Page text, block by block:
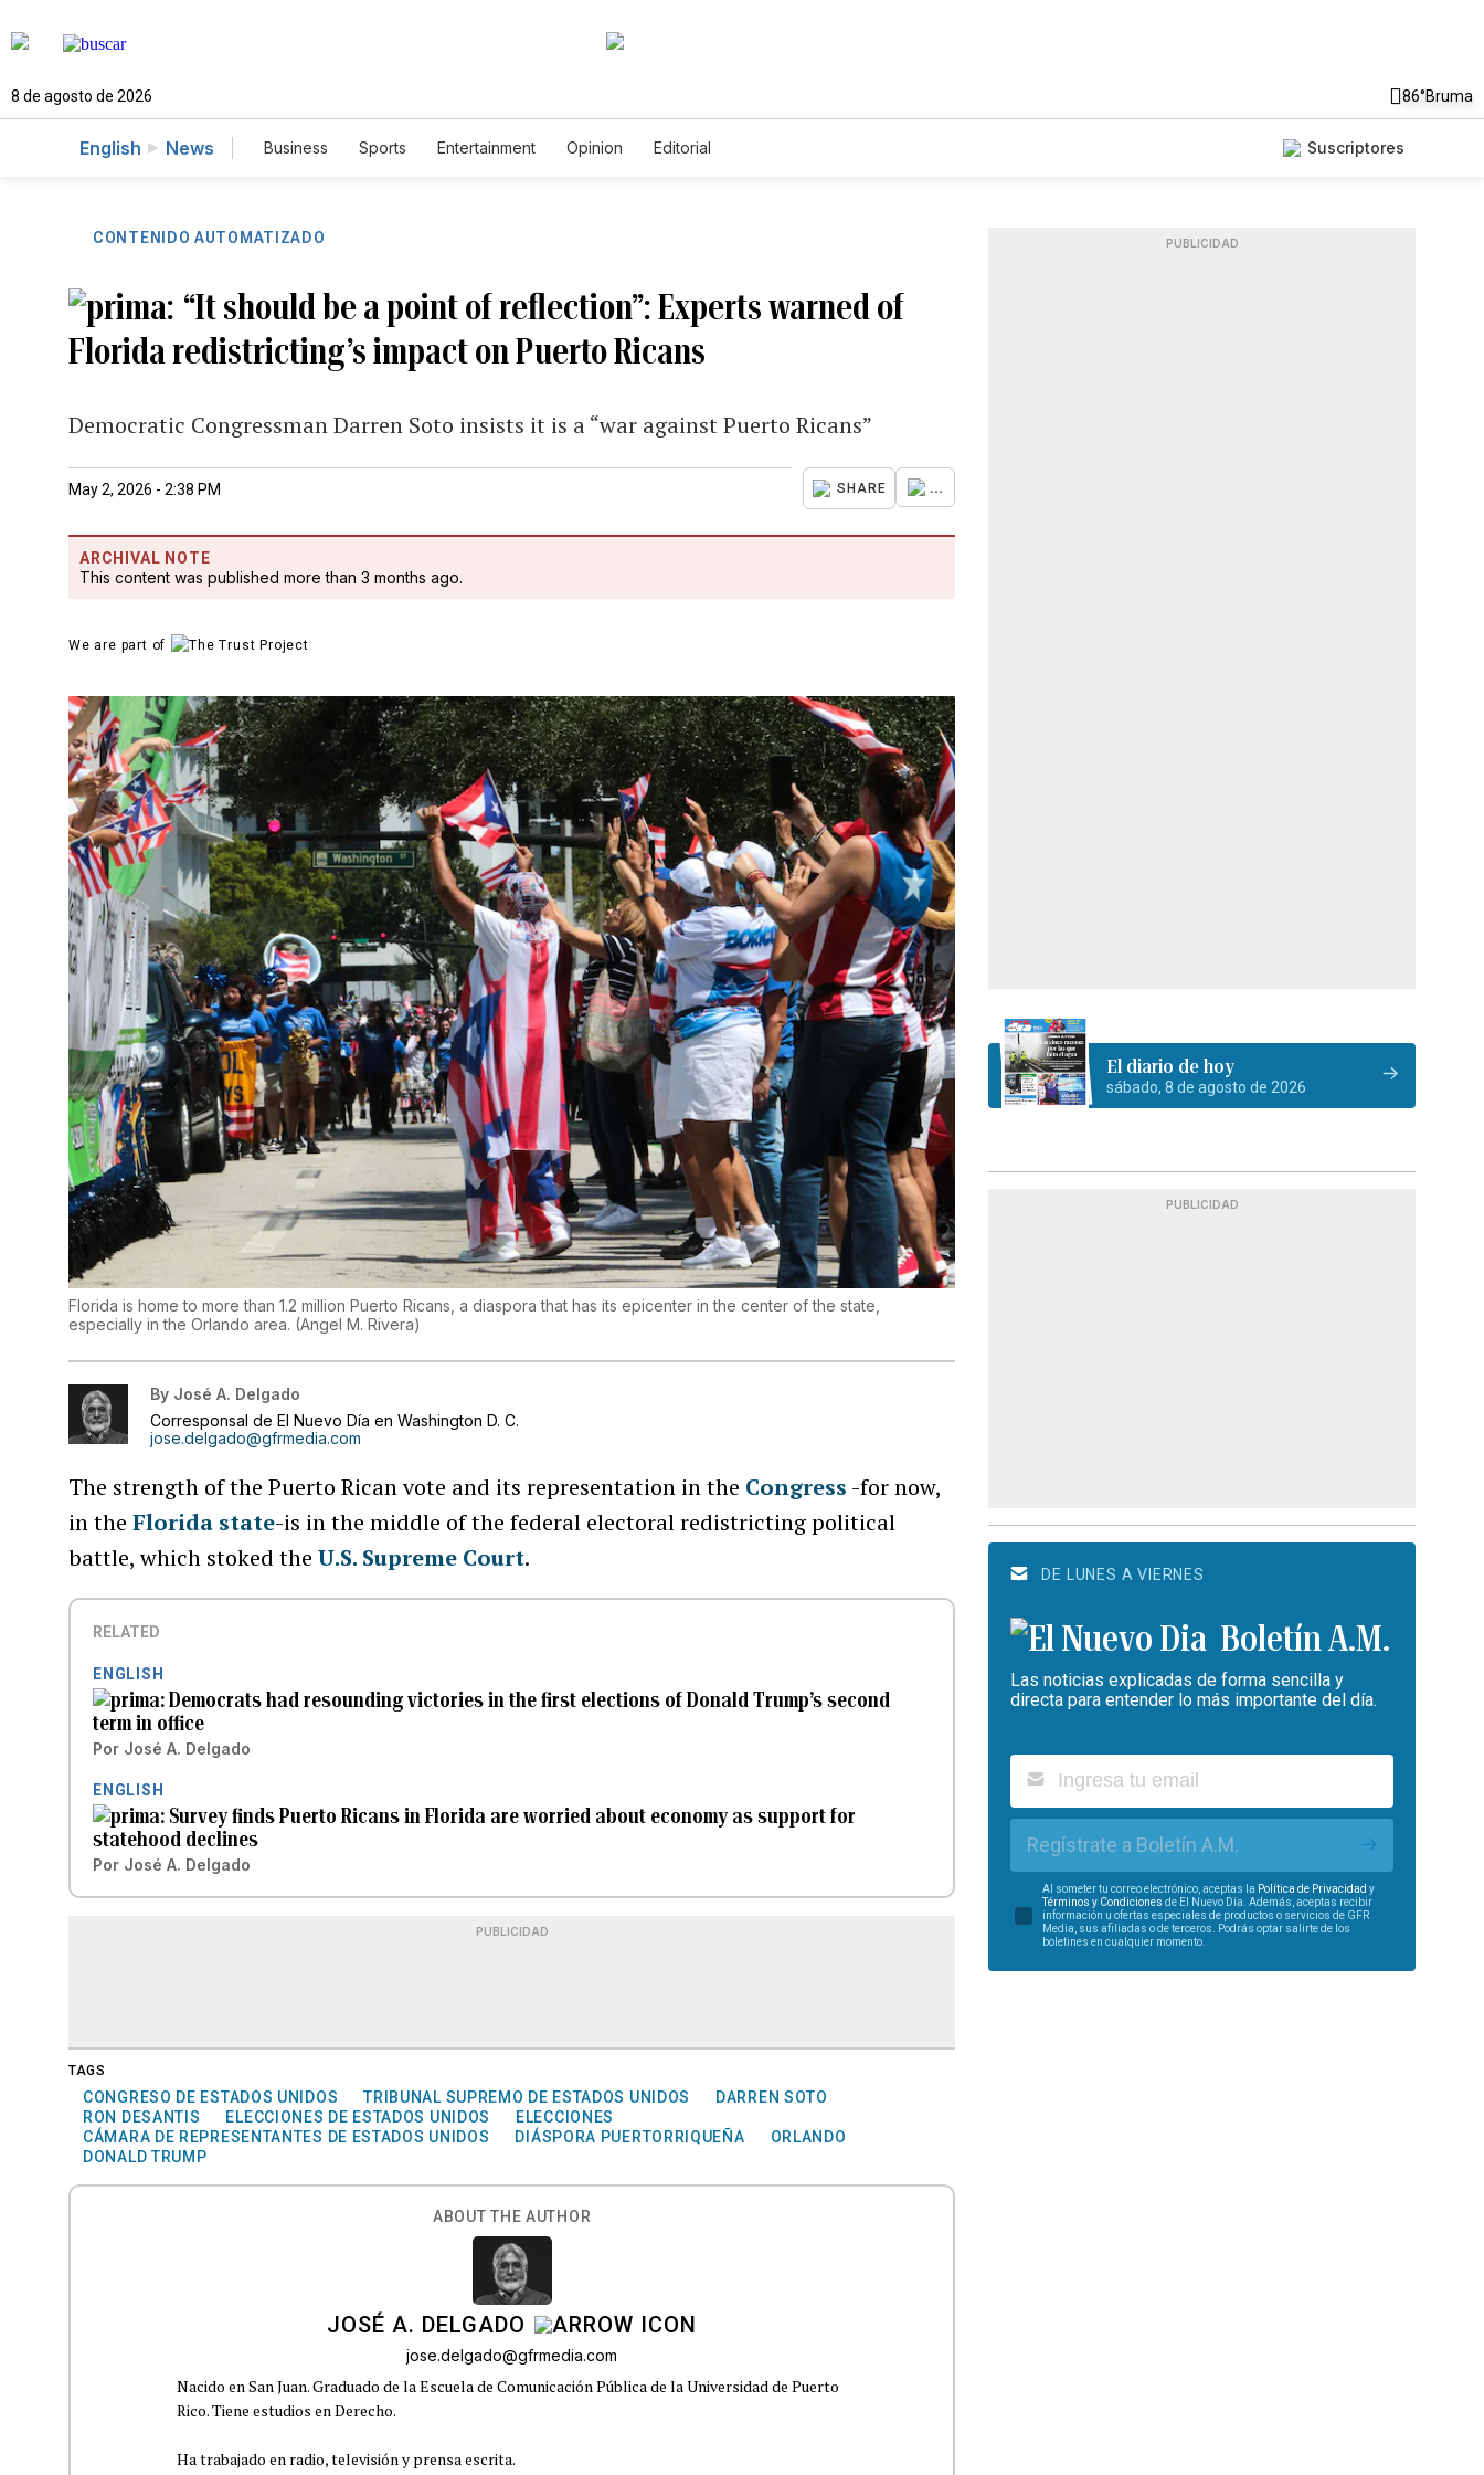
8 de agosto de 2026 86°Bruma
English News Business Sports Entertainment Opinion Editorial Suscriptores
CONTENIDO AUTOMATIZADO
“It should be a point of reflection”: Experts warned of
Florida redistricting’s impact on Puerto Ricans
Democratic Congressman Darren Soto insists it is a “war against Puerto Ricans”
May 2, 2026 - 2:38 PM SHARE ...
ARCHIVAL NOTE
This content was published more than 3 months ago.
We are part of
Florida is home to more than 1.2 million Puerto Ricans, a diaspora that has its epicenter in the center of the state,
especially in the Orlando area. (Angel M. Rivera)
By José A. Delgado
Corresponsal de El Nuevo Día en Washington D. C.
jose.delgado@gfrmedia.com
The strength of the Puerto Rican vote and its representation in the Congress -for now,
in theFlorida state-is in the middle of the federal electoral redistricting political
battle, which stoked theU.S. Supreme Court.
RELATED
ENGLISH
Democrats had resounding victories in the first elections of Donald Trump’s second
term in office
Por José A. Delgado
ENGLISH
Survey finds Puerto Ricans in Florida are worried about economy as support for
statehood declines
Por José A. Delgado
PUBLICIDAD
TAGS
CONGRESO DE ESTADOS UNIDOS TRIBUNAL SUPREMO DE ESTADOS UNIDOS
DARREN SOTO
RON DESANTIS
ELECCIONES DE ESTADOS UNIDOS
ELECCIONES
CÁMARA DE REPRESENTANTES DE ESTADOS UNIDOS
DIÁSPORA PUERTORRIQUEÑA
ORLANDO
DONALD TRUMP
ABOUT THE AUTHOR
JOSÉ A. DELGADO
jose.delgado@gfrmedia.com
Nacido en San Juan. Graduado de la Escuela de Comunicación Pública de la Universidad de Puerto
Rico. Tiene estudios en Derecho.
Ha trabajado en radio, televisión y prensa escrita.
PUBLICIDAD
El diario de hoy
sábado, 8 de agosto de 2026
PUBLICIDAD
DE LUNES A VIERNES
Boletín A.M.
Las noticias explicadas de forma sencilla y
directa para entender lo más importante del día.
Regístrate a Boletín A.M.
Al someter tu correo electrónico, aceptas la Política de Privacidad y
Términos y Condiciones de El Nuevo Día. Además, aceptas recibir
información u ofertas especiales de productos o servicios de GFR
Media, sus afiliadas o de terceros. Podrás optar salirte de los
boletines en cualquier momento.